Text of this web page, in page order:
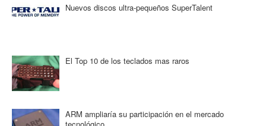
Nuevos discos ultra-pequeños SuperTalent
El Top 10 de los teclados mas raros
ARM ampliaría su participación en el mercado